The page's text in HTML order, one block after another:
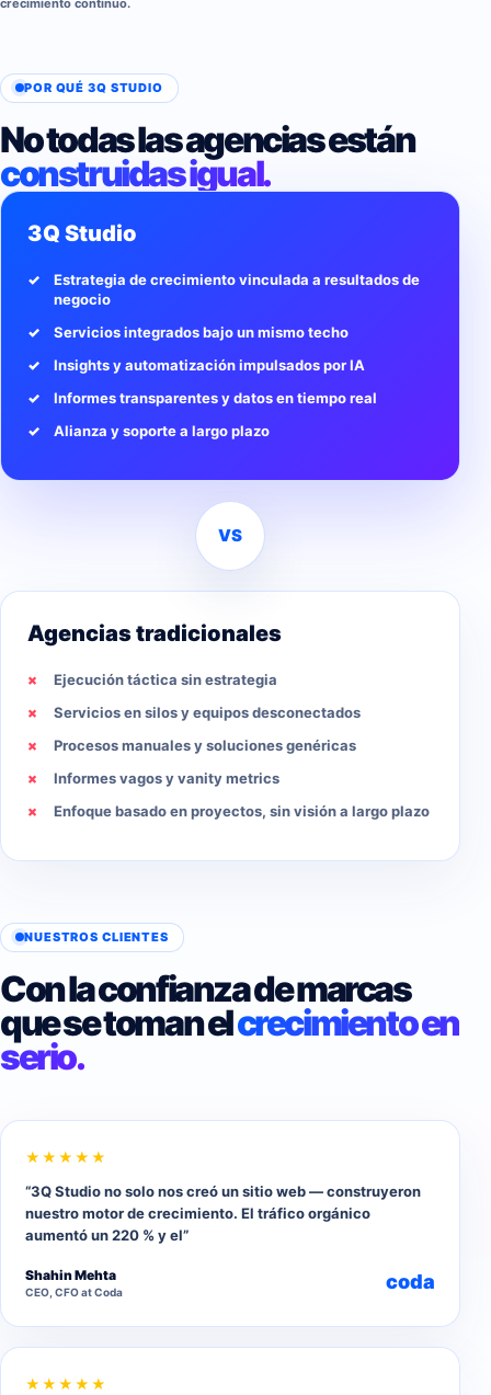
crecimiento continuo.
POR QUÉ 3Q STUDIO
No todas las agencias están
construidas igual.
3Q Studio
Estrategia de crecimiento vinculada a resultados de
negocio
Servicios integrados bajo un mismo techo
Insights y automatización impulsados por IA
Informes transparentes y datos en tiempo real
Alianza y soporte a largo plazo
VS
Agencias tradicionales
Ejecución táctica sin estrategia
Servicios en silos y equipos desconectados
Procesos manuales y soluciones genéricas
Informes vagos y vanity metrics
Enfoque basado en proyectos, sin visión a largo plazo
NUESTROS CLIENTES
Con la confianza de marcas
que se toman elcrecimiento en
serio.
★★★★★
“3Q Studio no solo nos creó un sitio web — construyeron
nuestro motor de crecimiento. El tráfico orgánico
aumentó un 220 % y el”
Shahin Mehta
CEO, CFO at Coda coda
★★★★★